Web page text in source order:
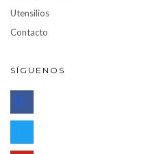
Utensilios
Contacto
SÍGUENOS
facebook
twitter